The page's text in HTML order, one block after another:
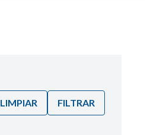
LIMPIAR FILTRAR